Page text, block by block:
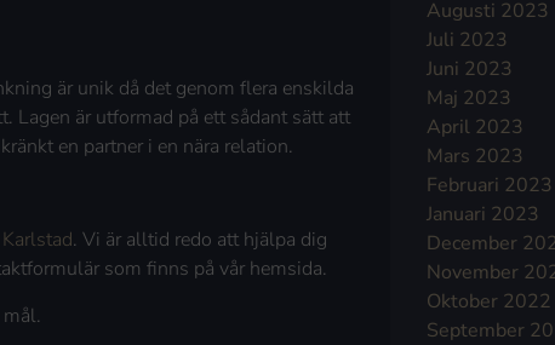
är unik då det genom flera enskilda
Lagen är utformad på ett sådant sätt att
en partner i en nära relation.
Karlstad. Vi är alltid redo att hjälpa dig
som finns på vår hemsida.
Augusti 2023
Juli 2023
Juni 2023
Maj 2023
April 2023
Mars 2023
Februari 2023
Januari 2023
December
November
Oktober 2022
September